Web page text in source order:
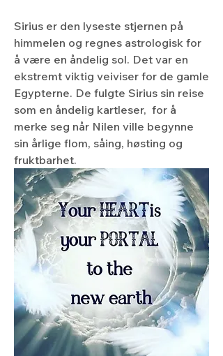
Sirius er den lyseste stjernen på
himmelen og regnes astrologisk for
å være en åndelig sol. Det var en
ekstremt viktig veiviser for de gamle
Egypterne. De fulgte Sirius sin reise
som en åndelig kartleser,  for å
merke seg når Nilen ville begynne
sin årlige flom, såing, høsting og
fruktbarhet.